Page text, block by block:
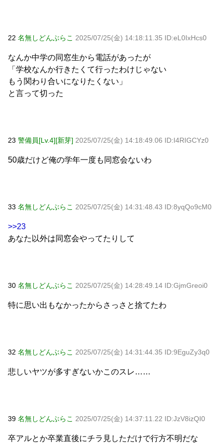
22 名無しどんぶらこ 2025/07/25(金) 14:18:11.35 ID:eL0IxHcs0
なんか中学の同窓生から電話があったが
「学校なんか行きたくて行ったわけじゃない
もう関わり合いになりたくない」
と言って切った
23 警備員[Lv.4][新芽] 2025/07/25(金) 14:18:49.06 ID:I4RIGCYz0
50歳だけど俺の学年一度も同窓会ないわ
33 名無しどんぶらこ 2025/07/25(金) 14:31:48.43 ID:8yqQo9cM0
>>23
あなた以外は同窓会やってたりして
30 名無しどんぶらこ 2025/07/25(金) 14:28:49.14 ID:GjmGreoi0
特に思い出もなかったからさっさと捨てたわ
32 名無しどんぶらこ 2025/07/25(金) 14:31:44.35 ID:9EguZy3q0
悲しいヤツが多すぎないかこのスレ……
39 名無しどんぶらこ 2025/07/25(金) 14:37:11.22 ID:JzV8izQI0
卒アルとか卒業直後にチラ見しただけで行方不明だな